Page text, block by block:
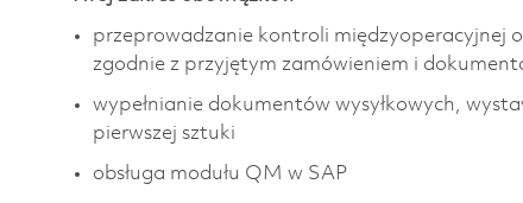
przeprowadzanie kontroli międzyoperacyjnej
zgodnie z przyjętym zamówieniem i
wypełnianie dokumentów wysyłkowych,
pierwszej sztuki
obsługa modułu QM w SAP